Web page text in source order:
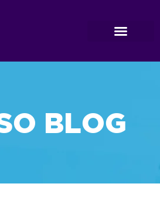
BLOG